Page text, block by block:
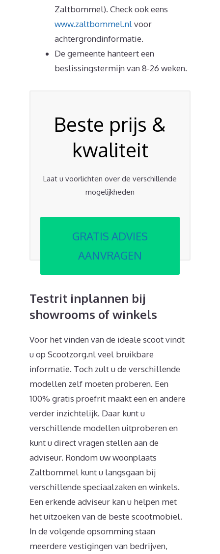
Zaltbommel). Check ook eens
www.zaltbommel.nlvoor
achtergrondinformatie.
De gemeente hanteert een
beslissingstermijn van 8-26 weken.
Beste prijs &
kwaliteit
Laat u voorlichten over de verschillende
mogelijkheden
GRATIS ADVIES
AANVRAGEN
Testrit inplannen bij
showrooms of winkels
Voor het vinden van de ideale scoot vindt
u op Scootzorg.nl veel bruikbare
informatie. Toch zult u de verschillende
modellen zelf moeten proberen. Een
100% gratis proefrit maakt een en andere
verder inzichtelijk. Daar kunt u
verschillende modellen uitproberen en
kunt u direct vragen stellen aan de
adviseur. Rondom uw woonplaats
Zaltbommel kunt u langsgaan bij
verschillende speciaalzaken en winkels.
Een erkende adviseur kan u helpen met
het uitzoeken van de beste scootmobiel.
In de volgende opsomming staan
meerdere vestigingen van bedrijven,